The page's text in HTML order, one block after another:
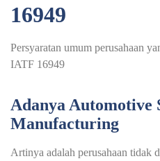
16949
Persyaratan umum perusahaan
IATF 16949
Adanya Automotive
Manufacturing
Artinya adalah perusahaan tidak